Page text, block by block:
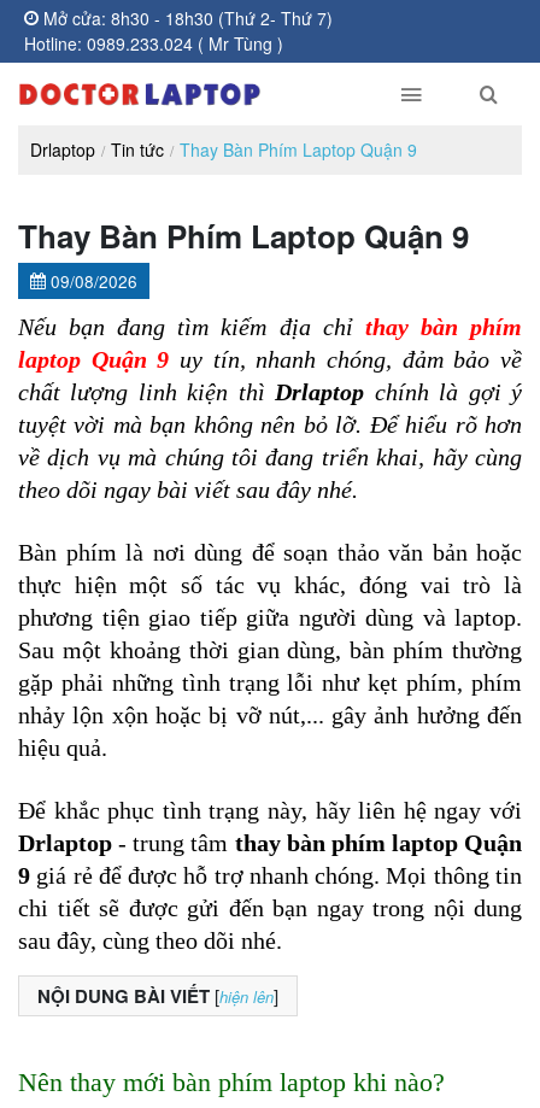
Mở cửa: 8h30 - 18h30 (Thứ 2- Thứ 7)
Hotline: 0989.233.024 ( Mr Tùng )
Drlaptop Tin tức Thay Bàn Phím Laptop Quận 9
Thay Bàn Phím Laptop Quận 9
09/08/2026
Nếu bạn đang tìm kiếm địa chỉ thay bàn phím
laptop Quận 9 uy tín, nhanh chóng, đảm bảo về
chất lượng linh kiện thì Drlaptop chính là gợi ý
tuyệt vời mà bạn không nên bỏ lỡ. Để hiểu rõ hơn
về dịch vụ mà chúng tôi đang triển khai, hãy cùng
theo dõi ngay bài viết sau đây nhé.
Bàn phím là nơi dùng để soạn thảo văn bản hoặc
thực hiện một số tác vụ khác, đóng vai trò là
phương tiện giao tiếp giữa người dùng và laptop.
Sau một khoảng thời gian dùng, bàn phím thường
gặp phải những tình trạng lỗi như kẹt phím, phím
nhảy lộn xộn hoặc bị vỡ nút,... gây ảnh hưởng đến
hiệu quả.
Để khắc phục tình trạng này, hãy liên hệ ngay với
Drlaptop - trung tâm thay bàn phím laptop Quận
9 giá rẻ để được hỗ trợ nhanh chóng. Mọi thông tin
chi tiết sẽ được gửi đến bạn ngay trong nội dung
sau đây, cùng theo dõi nhé.
NỘI DUNG BÀI VIẾT [hiện lên]
Nên thay mới bàn phím laptop khi nào?